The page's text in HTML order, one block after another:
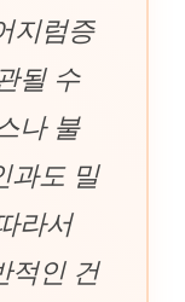
지럼증
될 수
나 불
과도 밀
라서
적인 건